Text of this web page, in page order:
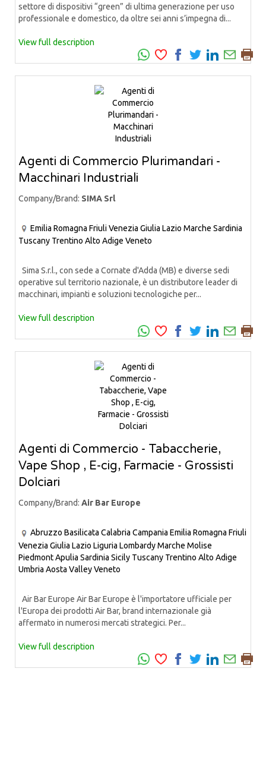
settore di dispositivi “green” di ultima generazione per uso
professionale e domestico, da oltre sei anni s’impegna di...
View full description
Agenti di Commercio Plurimandari -
Macchinari Industriali
Company/Brand: SIMA Srl
Emilia Romagna Friuli Venezia Giulia Lazio Marche Sardinia
Tuscany Trentino Alto Adige Veneto
Sima S.r.l., con sede a Cornate d'Adda (MB) e diverse sedi
operative sul territorio nazionale, è un distributore leader di
macchinari, impianti e soluzioni tecnologiche per...
View full description
Agenti di Commercio - Tabaccherie,
Vape Shop , E-cig, Farmacie - Grossisti
Dolciari
Company/Brand: Air Bar Europe
Abruzzo Basilicata Calabria Campania Emilia Romagna Friuli
Venezia Giulia Lazio Liguria LombardyMarche Molise
PiedmontApulia Sardinia Sicily Tuscany Trentino Alto Adige
Umbria Aosta ValleyVeneto
Air Bar Europe Air Bar Europe è l'importatore ufficiale per
l'Europa dei prodotti Air Bar, brand internazionale già
affermato in numerosi mercati strategici. Per...
View full description